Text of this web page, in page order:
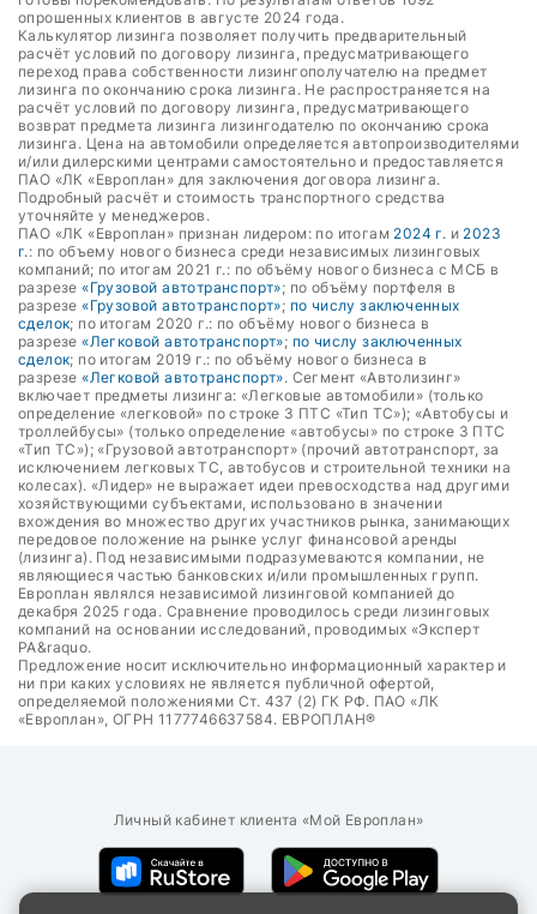
опрошенных клиентов в августе 2024 года.
Калькулятор лизинга позволяет получить предварительный
расчёт условий по договору лизинга, предусматривающего
переход права собственности лизингополучателю на предмет
лизинга по окончанию срока лизинга. Не распространяется на
расчёт условий по договору лизинга, предусматривающего
возврат предмета лизинга лизингодателю по окончанию срока
лизинга. Цена на автомобили определяется автопроизводителями
и/или дилерскими центрами самостоятельно и предоставляется
ПАО «ЛК «Европлан» для заключения договора лизинга.
Подробный расчёт и стоимость транспортного средства
уточняйте у менеджеров.
ПАО «ЛК «Европлан» признан лидером: по итогам 2024 г. и 2023
г.: по объему нового бизнеса среди независимых лизинговых
компаний; по итогам 2021 г.: по объёму нового бизнеса с МСБ в
разрезе «Грузовой автотранспорт»; по объёму портфеля в
разрезе «Грузовой автотранспорт»; по числу заключенных
сделок; по итогам 2020 г.: по объёму нового бизнеса в
разрезе «Легковой автотранспорт»; по числу заключенных
сделок; по итогам 2019 г.: по объёму нового бизнеса в
разрезе «Легковой автотранспорт». Сегмент «Автолизинг»
включает предметы лизинга: «Легковые автомобили» (только
определение «легковой» по строке 3 ПТС «Тип ТС»); «Автобусы и
троллейбусы» (только определение «автобусы» по строке 3 ПТС
«Тип ТС»); «Грузовой автотранспорт» (прочий автотранспорт, за
исключением легковых ТС, автобусов и строительной техники на
колесах). «Лидер» не выражает идеи превосходства над другими
хозяйствующими субъектами, использовано в значении
вхождения во множество других участников рынка, занимающих
передовое положение на рынке услуг финансовой аренды
(лизинга). Под независимыми подразумеваются компании, не
являющиеся частью банковских и/или промышленных групп.
Европлан являлся независимой лизинговой компанией до
декабря 2025 года. Сравнение проводилось среди лизинговых
компаний на основании исследований, проводимых «Эксперт
РА&raquo.
Предложение носит исключительно информационный характер и
ни при каких условиях не является публичной офертой,
определяемой положениями Ст. 437 (2) ГК РФ. ПАО «ЛК
«Европлан», ОГРН 1177746637584. ЕВРОПЛАН®
Личный кабинет клиента «Мой Европлан»